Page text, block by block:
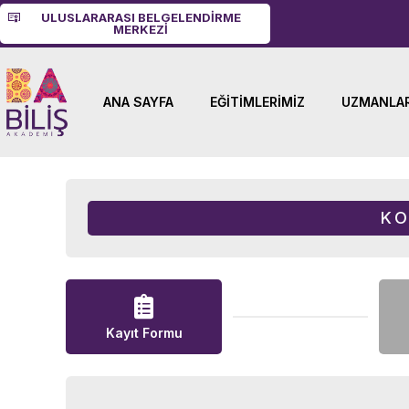
ULUSLARARASI BELGELENDIRME
MERKEZI
ANA SAYFA EĞITIMLERIMIZ
Kayıt Formu